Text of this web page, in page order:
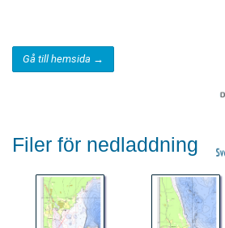
Gå till hemsida →
Filer för nedladdning